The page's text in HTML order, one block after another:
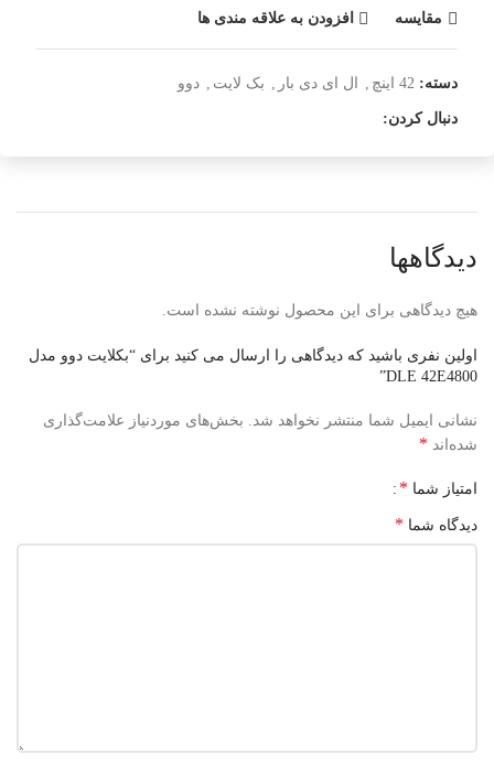
مقایسه افزودن به علاقه مندی ها
دسته: 42 اینچ , ال ای دی بار , بک لایت , دوو
دنبال کردن:
دیدگاهها
هیچ دیدگاهی برای این محصول نوشته نشده است.
اولین نفری باشید که دیدگاهی را ارسال می کنید برای “بکلایت دوو مدل
DLE 42E4800”
نشانی ایمیل شما منتشر نخواهد شد. بخش‌های موردنیاز علامت‌گذاری
شده‌اند *
امتیاز شما *
دیدگاه شما *